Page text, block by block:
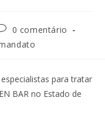
0 comentário
para tratar
BAR no Estado de